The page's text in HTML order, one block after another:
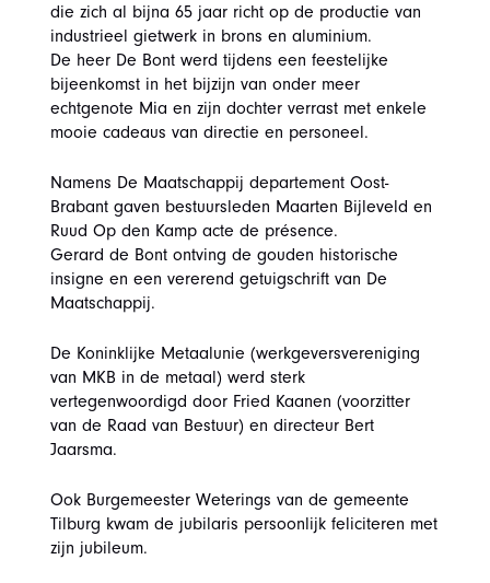
die zich al bijna 65 jaar richt op de productie van
industrieel gietwerk in brons en aluminium.
De heer De Bont werd tijdens een feestelijke
bijeenkomst in het bijzijn van onder meer
echtgenote Mia en zijn dochter verrast met enkele
mooie cadeaus van directie en personeel.
Namens De Maatschappij departement Oost-
Brabant gaven bestuursleden Maarten Bijleveld en
Ruud Op den Kamp acte de présence.
Gerard de Bont ontving de gouden historische
insigne en een vererend getuigschrift van De
Maatschappij.
De Koninklijke Metaalunie (werkgeversvereniging
van MKB in de metaal) werd sterk
vertegenwoordigd door Fried Kaanen (voorzitter
van de Raad van Bestuur) en directeur Bert
Jaarsma.
Ook Burgemeester Weterings van de gemeente
Tilburg kwam de jubilaris persoonlijk feliciteren met
zijn jubileum.